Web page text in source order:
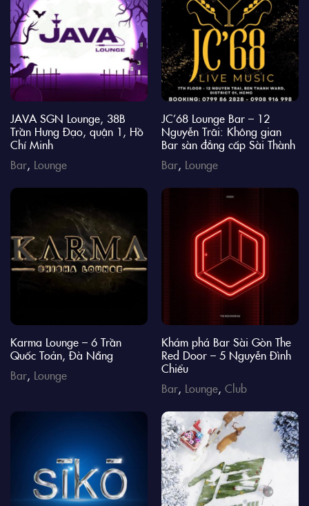
JAVA SGN Lounge, 38B
Trần Hưng Đạo, quận 1, Hồ
Chí Minh
Bar, Lounge
JC’68 Lounge Bar – 12
Nguyễn Trãi: Không gian
Bar sàn đẳng cấp Sài Thành
Bar, Lounge
Karma Lounge – 6 Trần
Quốc Toản, Đà Nẵng
Bar, Lounge
Khám phá Bar Sài Gòn The
Red Door – 5 Nguyễn Đình
Chiểu
Bar, Lounge, Club